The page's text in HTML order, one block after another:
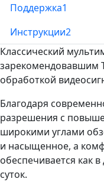
Поддержка1
Инструкции2
Классический
зарекомендовавшим
обработкой
Благодаря
разрешения с
широкими углами
и насыщенное, а
обеспечивается как
суток.